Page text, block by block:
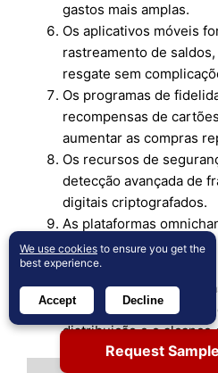
gastos mais amplas.
Os aplicativos móveis
rastreamento de
resgate sem
Os programas de
recompensas de
aumentar as compras
Os recursos de
detecção avançada de
digitais criptografados.
As plataformas
experiências de
em lojas físicas.
Parcerias entre
players de e-commerce
distribuição e o alcance
Request Sample
We use cookies to ensure you get the
best experience.
Accept Decline